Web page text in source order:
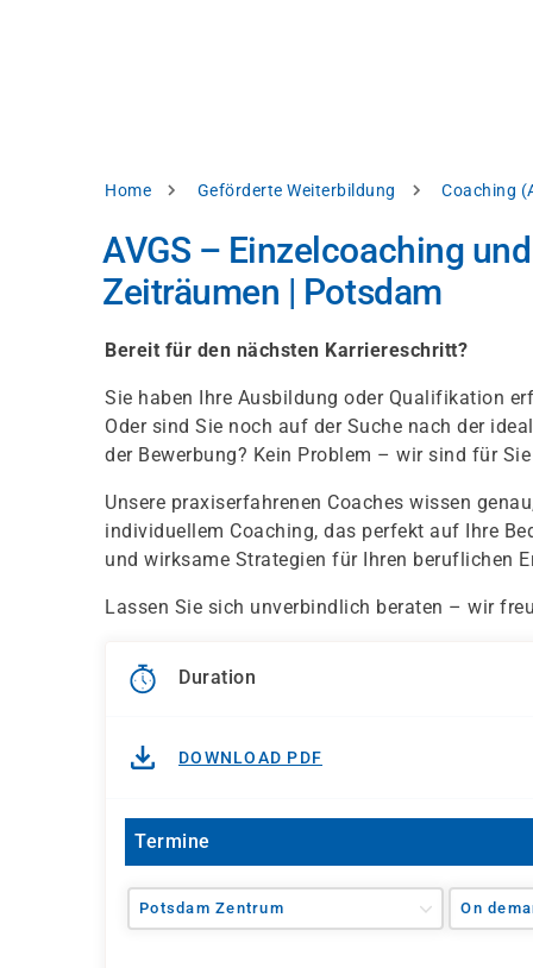
Breadcrumb
Home Geförderte Weiterbildung Coaching
AVGS – Einzelcoaching
Zeiträumen | Potsdam
Bereit für den nächsten Karriereschritt?
Sie haben Ihre Ausbildung oder Qualifikation
Oder sind Sie noch auf der Suche nach der
der Bewerbung? Kein Problem – wir sind für
Unsere praxiserfahrenen Coaches wissen
individuellem Coaching, das perfekt auf Ihre
und wirksame Strategien für Ihren beruflichen
Lassen Sie sich unverbindlich beraten – wir
Duration
DOWNLOAD PDF
Termine
Potsdam Zentrum On